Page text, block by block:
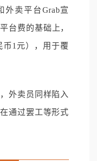
外卖平台Grab宣
台费的基础上，
币1元），用于覆
外卖员同样陷入
通过罢工等形式